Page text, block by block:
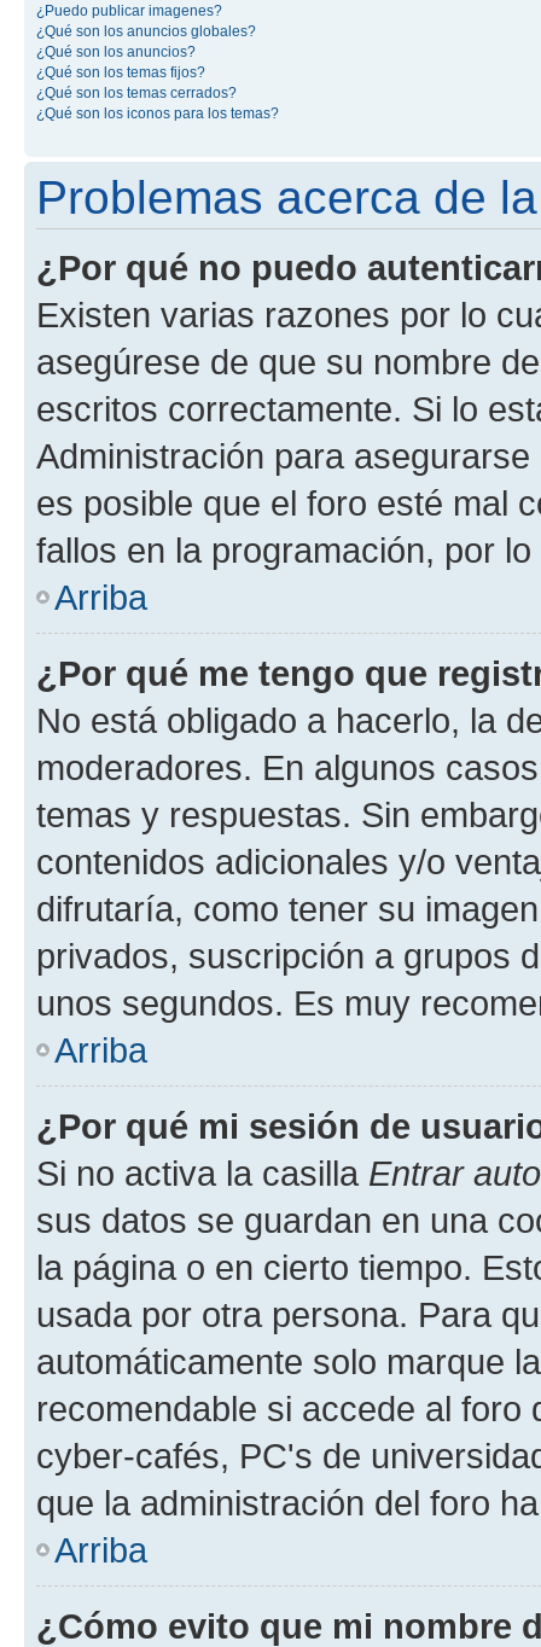
¿Puedo publicar imagenes?
¿Qué son los anuncios globales?
¿Qué son los anuncios?
¿Qué son los temas fijos?
¿Qué son los temas cerrados?
¿Qué son los iconos para los temas?
Problemas acerca de
¿Por qué no puedo
Existen varias razones por lo
asegúrese de que su nombre
escritos correctamente. Si lo
Administración para
es posible que el foro esté mal
fallos en la programación, por
Arriba
¿Por qué me tengo que
No está obligado a hacerlo, la
moderadores. En algunos
temas y respuestas. Sin
contenidos adicionales y/o
difrutaría, como tener su
privados, suscripción a grupos
unos segundos. Es muy
Arriba
¿Por qué mi sesión de
Si no activa la casilla Entrar
sus datos se guardan en una
la página o en cierto tiempo.
usada por otra persona. Para
automáticamente solo marque
recomendable si accede al foro
cyber-cafés, PC's de
que la administración del foro
Arriba
¿Cómo evito que mi nombre